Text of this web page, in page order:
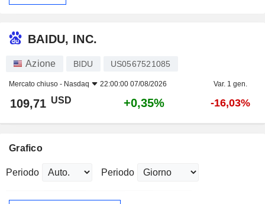
BAIDU, INC.
Azione BIDU US0567521085
Mercato chiuso - Nasdaq 22:00:00 07/08/2026 Var. 1 gen.
109,71 USD +0,35% -16,03%
Grafico
Periodo Periodo